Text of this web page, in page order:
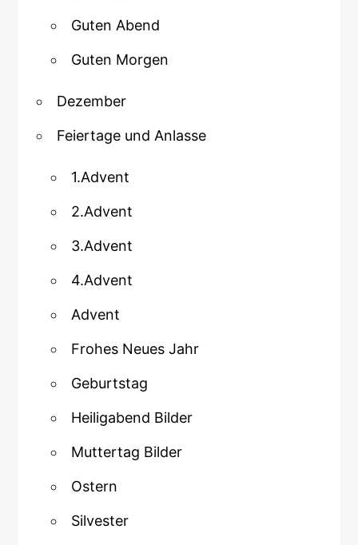
Guten Abend
Guten Morgen
Dezember
Feiertage und Anlasse
1.Advent
2.Advent
3.Advent
4.Advent
Advent
Frohes Neues Jahr
Geburtstag
Heiligabend Bilder
Muttertag Bilder
Ostern
Silvester